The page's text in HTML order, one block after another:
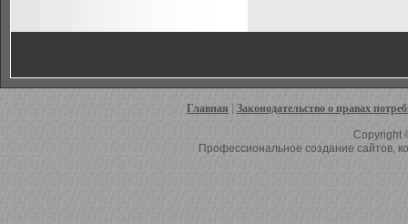
Главная Законодательство о правах
Copyright
Профессиональное создание сайтов,